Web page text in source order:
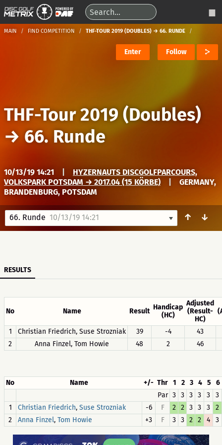
MAIN FIND COMPETITION THF-TOUR 2019 (DOUBLES) → 66. RUNDE
Enter Follow
THF-Tour 2019 (Doubles)
→ 66. Runde
10/13/19 14:21
HYZERNAUTS DISCGOLFPARCOURS,
VOLKSPARK POTSDAM → 2017.04 (15 KÖRBE)
GERMANY,
BRANDENBURG, POTSDAM
66. Runde 10/13/19 14:21 ↑ ↓
RESULTS
No Name Result Handicap
(HC)
Adjusted
(Result-
HC)
1 Christian Friedrich, Suse Strozniak 39 -4
43
2
Anna Finzel, Tom Howie 48 2 46
No Name +/- Thr 1 2 3 4 5
6
Par 3 3 3 3 3
3
1
Christian Friedrich, Suse Strozniak -6 F 2 2 3 3 3
2
2
Anna Finzel, Tom Howie +3 F 3 3 2 2 4 3